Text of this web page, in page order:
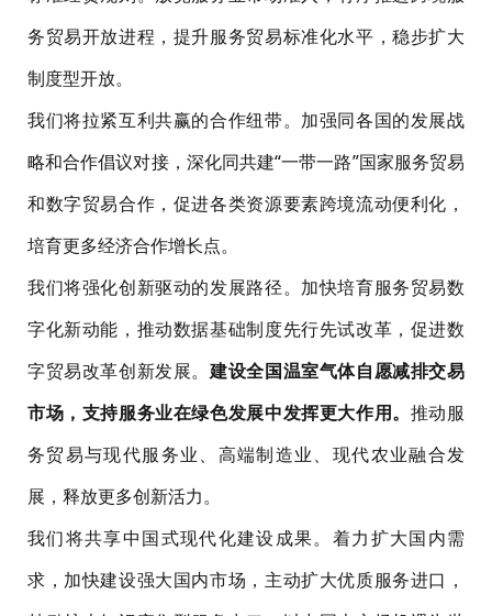
务贸易开放进程，提升服务贸易标准化水平，稳步扩大
制度型开放。
我们将拉紧互利共赢的合作纽带。加强同各国的发展战
略和合作倡议对接，深化同共建“一带一路”国家服务贸易
和数字贸易合作，促进各类资源要素跨境流动便利化，
培育更多经济合作增长点。
我们将强化创新驱动的发展路径。加快培育服务贸易数
字化新动能，推动数据基础制度先行先试改革，促进数
字贸易改革创新发展。建设全国温室气体自愿减排交易
市场，支持服务业在绿色发展中发挥更大作用。 推动服
务贸易与现代服务业、高端制造业、现代农业融合发
展，释放更多创新活力。
我们将共享中国式现代化建设成果。着力扩大国内需
求，加快建设强大国内市场，主动扩大优质服务进口，